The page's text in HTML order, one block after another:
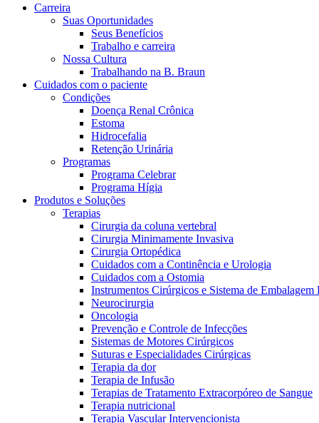
Educação continuada para profissionais da saúde. Acesse a
Carreira
Suas Oportunidades
Seus Benefícios
Trabalho e carreira
Nossa Cultura
Trabalhando na B. Braun
Cuidados com o paciente
Condições
Doença Renal Crônica
Estoma
Hidrocefalia
Retenção Urinária
Programas
Programa Celebrar
Programa Hígia
Produtos e Soluções
Terapias
Cirurgia da coluna vertebral
Cirurgia Minimamente Invasiva
Cirurgia Ortopédica
Cuidados com a Continência e Urologia
Cuidados com a Ostomia
Instrumentos Cirúrgicos e Sistema de Embalagem
Neurocirurgia
Oncologia
Prevenção e Controle de Infecções
Sistemas de Motores Cirúrgicos
Suturas e Especialidades Cirúrgicas
Terapia da dor
Terapia de Infusão
Terapias de Tratamento Extracorpóreo de Sangue
Terapia nutricional
Terapia Vascular Intervencionista